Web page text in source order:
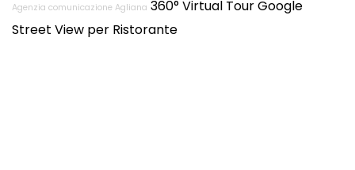
Agenzia comunicazione Agliana 360° Virtual Tour Google
Street View per Ristorante